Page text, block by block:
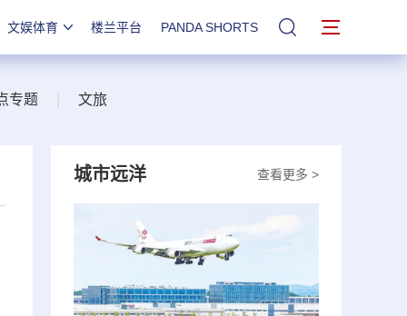
文娱体育 楼兰平台 PANDA SHORTS 站内搜索
专题 文旅
查看更多 >
城市远洋